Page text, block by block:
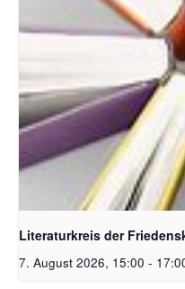
Bildquelle Pixabay
Literaturkreis der
7. August 2026, 15:00 -